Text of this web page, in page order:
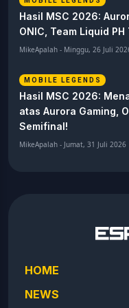
Hasil MSC 2026:
ONIC, Team Liquid
MikeApalah - Minggu, 26 Juli
MOBILE LEGENDS
Hasil MSC 2026:
atas Aurora Gaming,
Semifinal!
MikeApalah - Jumat, 31 Juli 2026
HOME
NEWS